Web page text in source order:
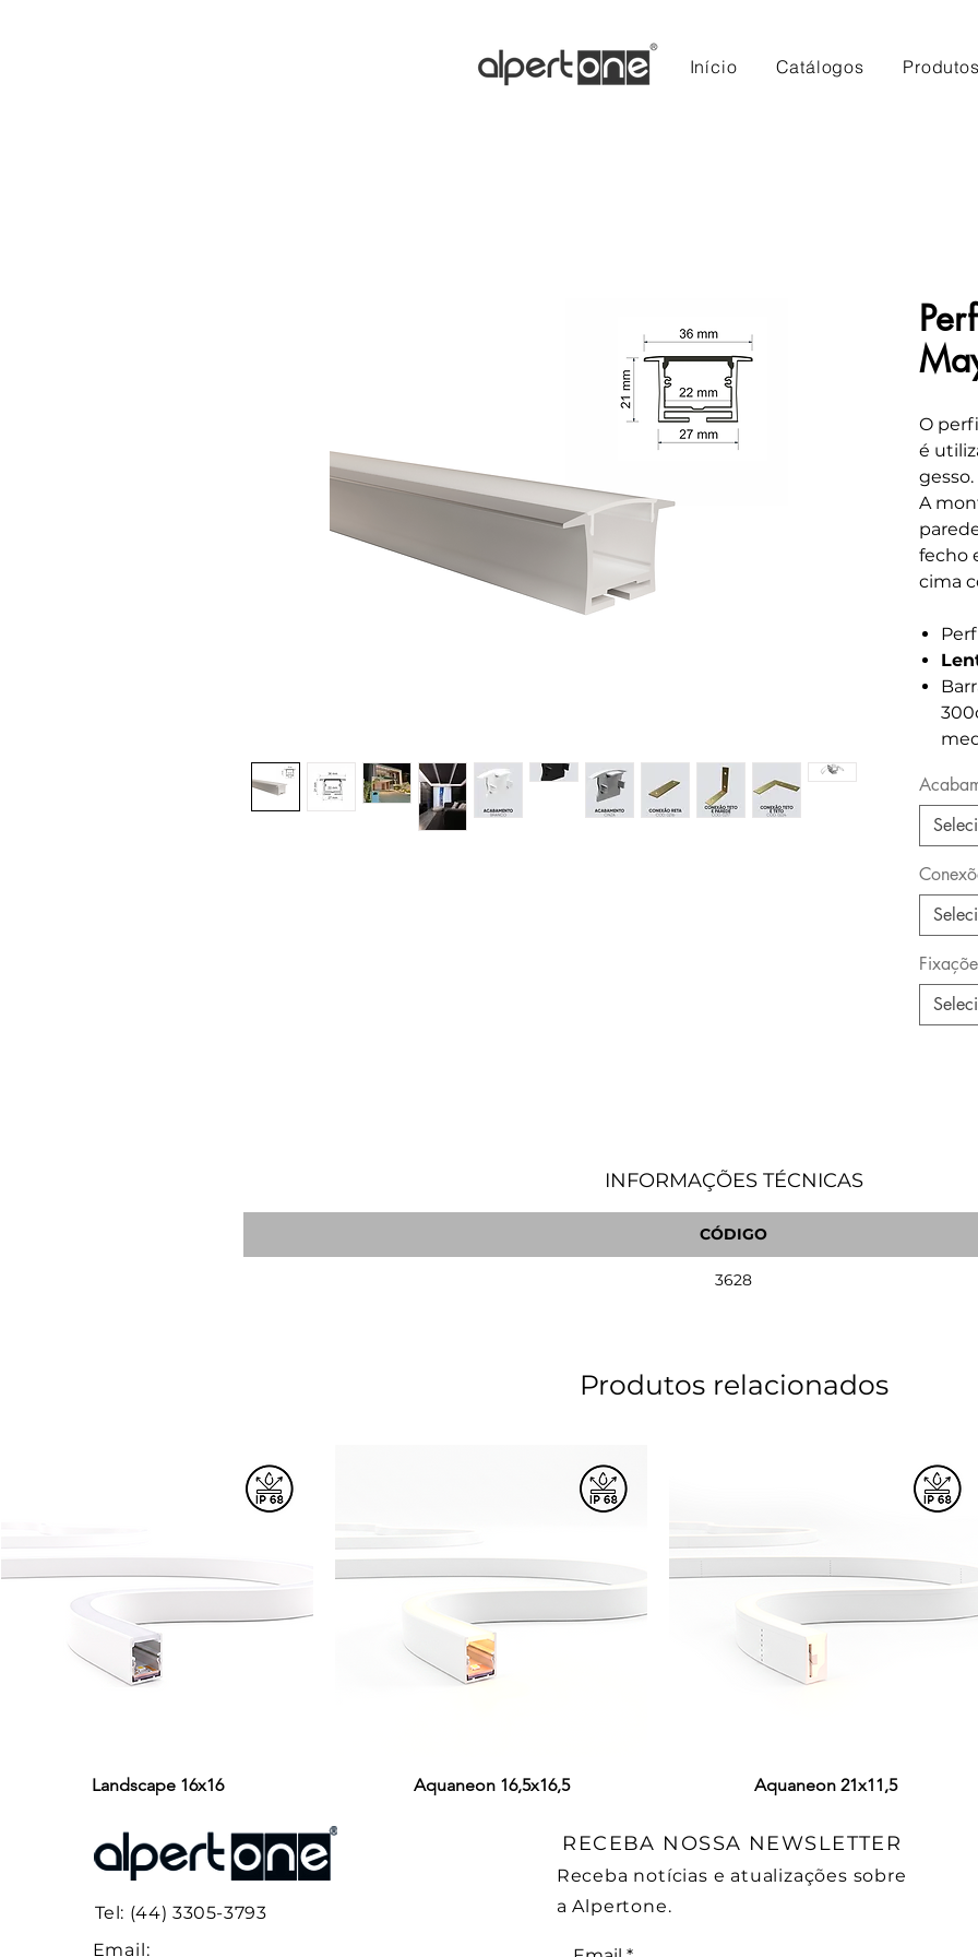
Início Catálogos Produtos
O
é
gesso.
A
fecho
cima
INFORMAÇÕES TÉCNICAS
CÓDIGO
3628
Produtos relacionados
Visualização rápida
Landscape 16x16 Visualização rápida
Aquaneon 16,5x16,5 Visualização rápida
Aquaneon 21x11,5
Tel: (44) 3305-3793
Email:
RECEBA NOSSA NEWSLETTER
Receba notícias e atualizações sobre
a Alpertone.